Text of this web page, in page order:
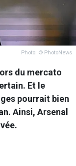
Photo: © PhotoNews
du mercato
Et le
pourrait bien
Ainsi, Arsenal